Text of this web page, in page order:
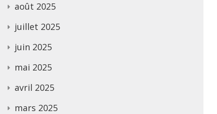
août 2025
juillet 2025
juin 2025
mai 2025
avril 2025
mars 2025